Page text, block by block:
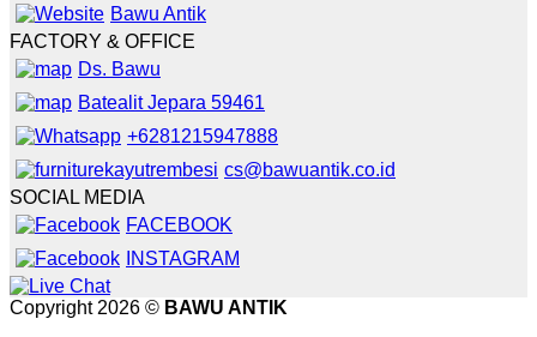
Bawu Antik
FACTORY & OFFICE
Ds. Bawu
Batealit Jepara 59461
+6281215947888
cs@bawuantik.co.id
SOCIAL MEDIA
FACEBOOK
INSTAGRAM
Copyright 2026 © BAWU ANTIK